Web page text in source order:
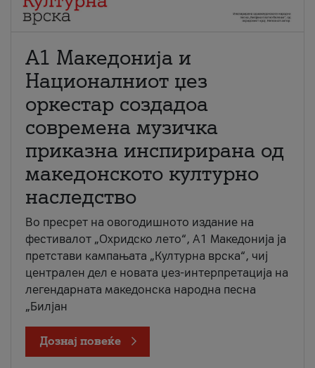
А1 Македонија и
Националниот џез
оркестар создадоа
современа музичка
приказна инспирирана од
македонското културно
наследство
Во пресрет на овогодишното издание на
фестивалот „Охридско лето“, А1 Македонија ја
претстави кампањата „Културна врска“, чиј
централен дел е новата џез-интерпретација на
легендарната македонска народна песна
„Билјан
Дознај повеќе